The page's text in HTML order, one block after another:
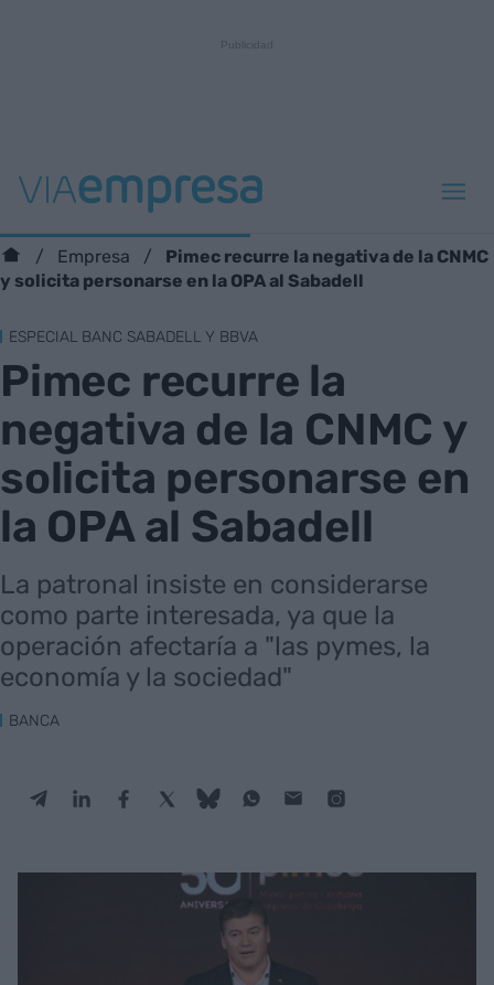
Empresa
Pimec recurre la negativa de la CNMC
y solicita personarse en la OPA al Sabadell
ESPECIAL BANC SABADELL Y BBVA
Pimec recurre la
negativa de la CNMC y
solicita personarse en
la OPA al Sabadell
La patronal insiste en considerarse
como parte interesada, ya que la
operación afectaría a "las pymes, la
economía y la sociedad"
BANCA